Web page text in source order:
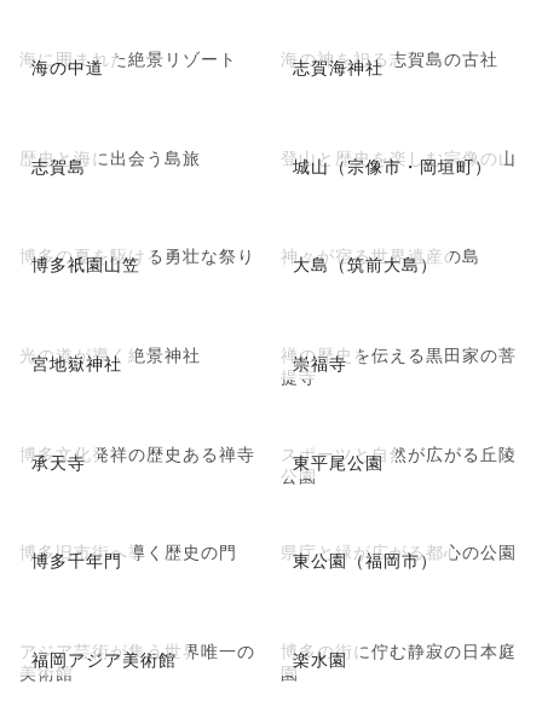
海の中道
海に囲まれた絶景リゾート 志賀海神社
海の神を祀る志賀島の古社
志賀島
歴史と海に出会う島旅 城山（宗像市・岡垣町）
登山と歴史を楽しむ宗像の山
博多祇園山笠
博多の夏を駆ける勇壮な祭り 大島（筑前大島）
神々が宿る世界遺産の島
宮地嶽神社
光の道が導く絶景神社 崇福寺
禅の歴史を伝える黒田家の菩
提寺
承天寺
博多文化発祥の歴史ある禅寺 東平尾公園
スポーツと自然が広がる丘陵
公園
博多千年門
博多旧市街へ導く歴史の門 東公園（福岡市）
県庁と緑が広がる都心の公園
福岡アジア美術館
アジア芸術が集う世界唯一の
美術館
楽水園
博多の街に佇む静寂の日本庭
園